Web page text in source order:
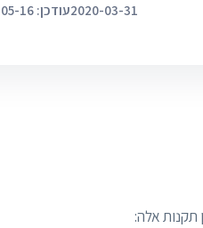
2020-03-31עודכן: 2026-05-16
תקנות אלה: